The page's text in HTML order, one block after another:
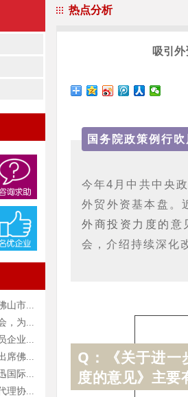
山市...
，为...
企业...
席佛...
国际...
理协...
热点分析
吸引
国务院政策例行
今年4月中共中央
外贸外资基本盘。
外商投资力度的意
会，介绍持续深
Q：《关于进一
度的意见》主要